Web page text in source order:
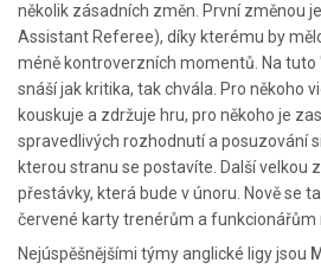
několik zásadních změn. První změnou
Assistant Referee), díky kterému by
méně kontroverzních momentů. Na tuto
snáší jak kritika, tak chvála. Pro někoho
kouskuje a zdržuje hru, pro někoho je
spravedlivých rozhodnutí a posuzování
kterou stranu se postavíte. Další velkou
přestávky, která bude v únoru. Nově se
červené karty trenérům a funkcionářům
Nejúspěšnějšími týmy anglické ligy jsou